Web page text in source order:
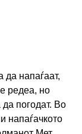
да напаѓаат,
редеа, но
погодат. Во
напаѓачкото